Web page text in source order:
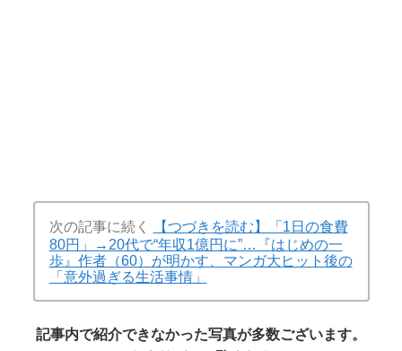
次の記事に続く
【つづきを読む】「1日の食費
80円」→20代で“年収1億円に”…『はじめの一
歩』作者（60）が明かす、マンガ大ヒット後の
「意外過ぎる生活事情」
記事内で紹介できなかった写真が多数ございます。